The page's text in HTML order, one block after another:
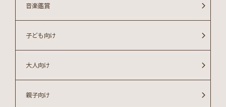
親子向け
大人向け
子ども向け
音楽鑑賞